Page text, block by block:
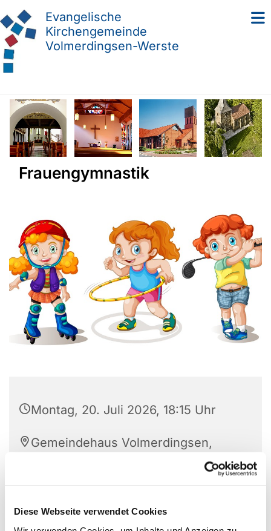
Diese Webseite verwendet Cookies
Evangelische
Kirchengemeinde
Volmerdingsen-Werste
Frauengymnastik
Montag, 20. Juli 2026, 18:15 Uhr
Gemeindehaus Volmerdingsen,
Pfarrer Brünger Str. 1, 32549 Bad